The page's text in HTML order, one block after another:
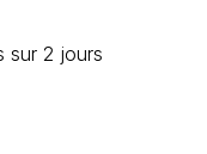
sur 2 jours